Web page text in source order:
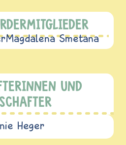
Magdalena Smetana
UND
Heger